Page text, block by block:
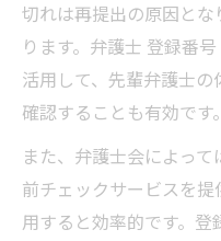
切れは再提出の原因と
ります。弁護士 登録番
活用して、先輩弁護士
確認することも有効です。
また、弁護士会によっ
前チェックサービスを
用すると効率的です。